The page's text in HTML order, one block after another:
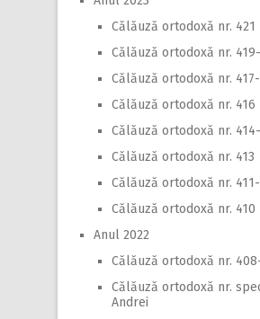
Călăuză ortodoxă nr. 421
Călăuză ortodoxă nr.
Călăuză ortodoxă nr.
Călăuză ortodoxă nr. 416
Călăuză ortodoxă nr.
Călăuză ortodoxă nr. 413
Călăuză ortodoxă nr.
Călăuză ortodoxă nr. 410
Anul 2022
Călăuză ortodoxă nr.
Călăuză ortodoxă nr.
Andrei